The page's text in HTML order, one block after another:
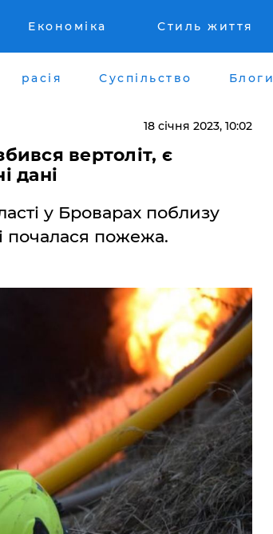
Економіка Стиль життя
расія Суспільство Блоги
18 січня 2023, 10:02
вертоліт, є
дані
у Броварах поблизу
почалася пожежа.